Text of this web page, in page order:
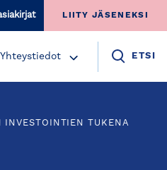
LIITY JÄSENEKSI
Yhteystiedot ETSI
INVESTOINTIEN TUKENA